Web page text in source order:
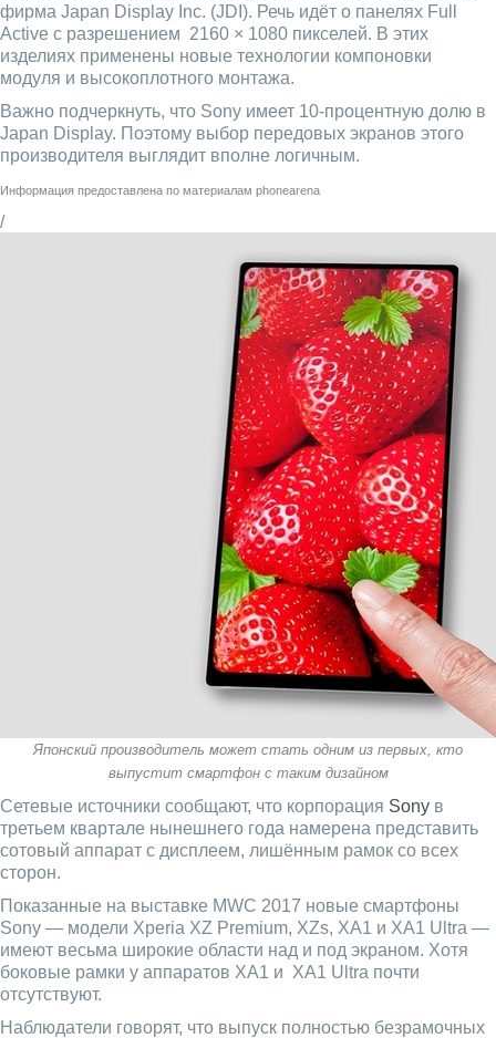
фирма Japan Display Inc. (JDI). Речь идёт о панелях Full
Active с разрешением 2160 × 1080 пикселей. В этих
изделиях применены новые технологии компоновки
модуля и высокоплотного монтажа.
Важно подчеркнуть, что Sony имеет 10-процентную долю в
Japan Display. Поэтому выбор передовых экранов этого
производителя выглядит вполне логичным.
Информация предоставлена по материалам phonearena
/
Японский производитель может стать одним из первых, кто
выпустит смартфон с таким дизайном
Сетевые источники сообщают, что корпорация Sony в
третьем квартале нынешнего года намерена представить
сотовый аппарат с дисплеем, лишённым рамок со всех
сторон.
Показанные на выставке MWC 2017 новые смартфоны
Sony — модели Xperia XZ Premium, XZs, XA1 и XA1 Ultra —
имеют весьма широкие области над и под экраном. Хотя
боковые рамки у аппаратов XA1 и XA1 Ultra почти
отсутствуют.
Наблюдатели говорят, что выпуск полностью безрамочных